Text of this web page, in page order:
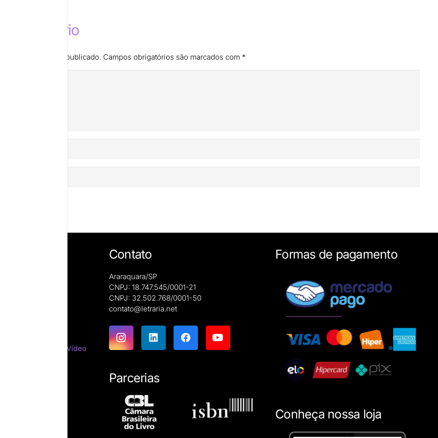
comentário
e-mail não será publicado. Campos obrigatórios são marcados com *
do Cinema e do Vídeo
Contato
Araraquara/SP
CNPJ: 18.747.545/0001-21
CNPJ: 32.502.768/0001-50
contato@letraria.net
Parcerias
Formas de pagamento
Conheça nossa loja